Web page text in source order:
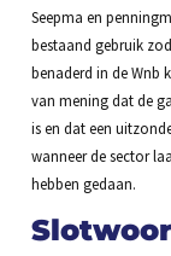
Seepma en
bestaand gebruik
benaderd in de Wnb
van mening dat de
is en dat een
wanneer de sector
hebben gedaan.